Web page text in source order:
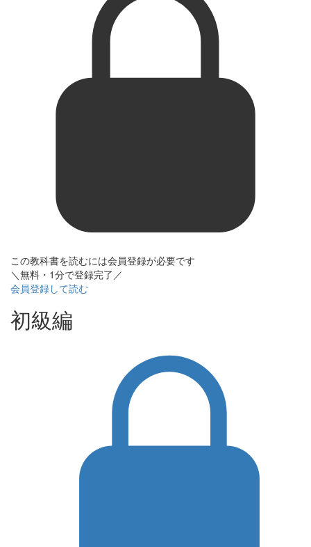
この教科書を読むには会員登録が必要です
＼無料・1分で登録完了／
会員登録して読む
初級編